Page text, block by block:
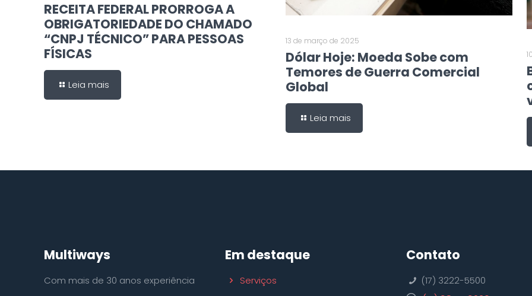
RECEITA FEDERAL PRORROGA A
OBRIGATORIEDADE DO CHAMADO
“CNPJ TÉCNICO” PARA PESSOAS
FÍSICAS
Leia mais
13 de março de 2025
Dólar Hoje: Moeda Sobe com
Temores de Guerra Comercial
Global
Leia mais
Multiways
Com mais de 30 anos experiência
Em destaque
Serviços
Contato
(17) 3222-5500